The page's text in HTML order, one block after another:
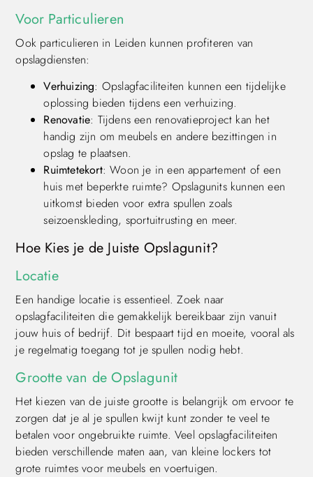
Voor Particulieren
Ook particulieren in Leiden kunnen profiteren van
opslagdiensten:
Verhuizing: Opslagfaciliteiten kunnen een tijdelijke
oplossing bieden tijdens een verhuizing.
Renovatie: Tijdens een renovatieproject kan het
handig zijn om meubels en andere bezittingen in
opslag te plaatsen.
Ruimtetekort: Woon je in een appartement of een
huis met beperkte ruimte? Opslagunits kunnen een
uitkomst bieden voor extra spullen zoals
seizoenskleding, sportuitrusting en meer.
Hoe Kies je de Juiste Opslagunit?
Locatie
Een handige locatie is essentieel. Zoek naar
opslagfaciliteiten die gemakkelijk bereikbaar zijn vanuit
jouw huis of bedrijf. Dit bespaart tijd en moeite, vooral als
je regelmatig toegang tot je spullen nodig hebt.
Grootte van de Opslagunit
Het kiezen van de juiste grootte is belangrijk om ervoor te
zorgen dat je al je spullen kwijt kunt zonder te veel te
betalen voor ongebruikte ruimte. Veel opslagfaciliteiten
bieden verschillende maten aan, van kleine lockers tot
grote ruimtes voor meubels en voertuigen.